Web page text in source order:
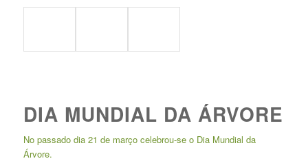
DIA MUNDIAL DA ÁRVORE
No passado dia 21 de março celebrou-se o Dia Mundial da
Árvore.